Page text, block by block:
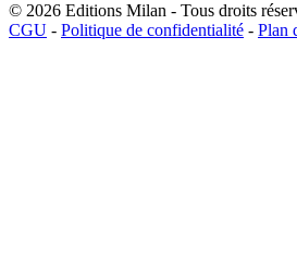
© 2026 Editions Milan - Tous droits
CGU - Politique de confidentialité - Plan